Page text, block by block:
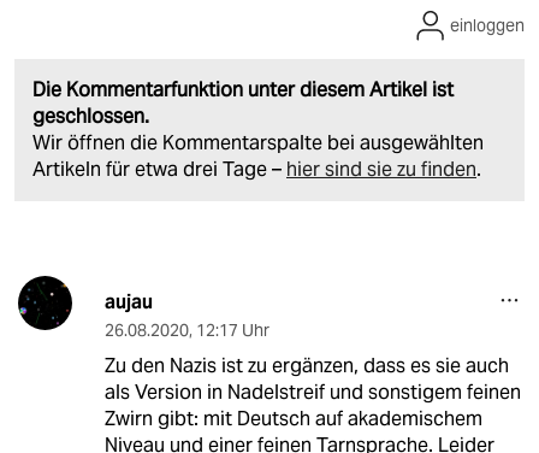
Die Kommentarfunktion unter diesem Artikel ist
geschlossen.
Wir öffnen die Kommentarspalte bei ausgewählten
Artikeln für etwa drei Tage – hier sind sie zu finden.
einloggen
aujau
26.08.2020, 12:17 Uhr
Zu den Nazis ist zu ergänzen, dass es sie auch
als Version in Nadelstreif und sonstigem feinen
Zwirn gibt: mit Deutsch auf akademischem
Niveau und einer feinen Tarnsprache. Leider